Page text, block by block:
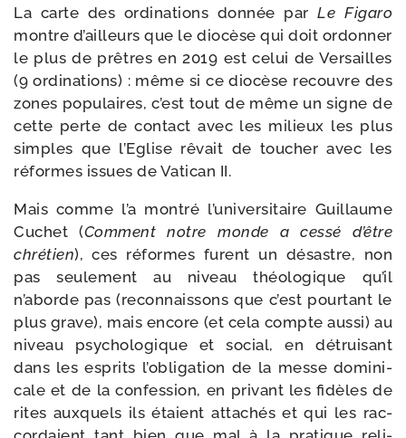
La carte des ordi­na­tions don­née parLe Figaro
montre d’ailleurs que le dio­cèse qui doit ordon­ner
le plus de prêtres en 2019 est celui de Versailles
(9 ordi­na­tions) : même si ce dio­cèse recouvre des
zones popu­laires, c’est tout de même un signe de
cette perte de contact avec les milieux les plus
simples que l’Eglise rêvait de tou­cher avec les
réformes issues de Vatican II.
Mais comme l’a mon­tré l’universitaire Guillaume
Cuchet (Comment notre monde a ces­sé d’être
chré­tien), ces réformes furent un désastre, non
pas seule­ment au niveau théo­lo­gique qu’il
n’aborde pas (recon­nais­sons que c’est pour­tant le
plus grave), mais encore (et cela compte aus­si) au
niveau psy­cho­lo­gique et social, en détrui­sant
dans les esprits l’obligation de la messe domi­ni­
cale et de la confes­sion, en pri­vant les fidèles de
rites aux­quels ils étaient atta­chés et qui les rac­